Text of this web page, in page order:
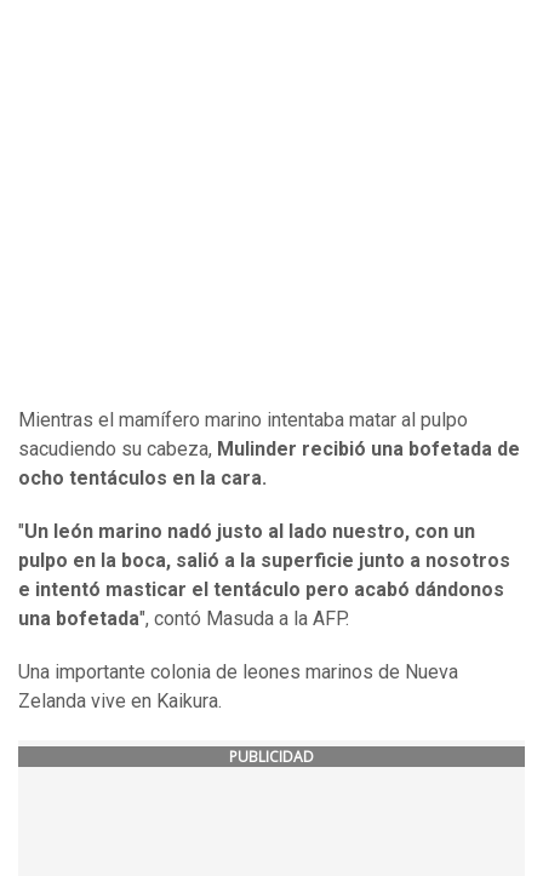
Mientras el mamífero marino intentaba matar al pulpo
sacudiendo su cabeza, Mulinder recibió una bofetada de
ocho tentáculos en la cara.
"Un león marino nadó justo al lado nuestro, con un
pulpo en la boca, salió a la superficie junto a nosotros
e intentó masticar el tentáculo pero acabó dándonos
una bofetada", contó Masuda a la AFP.
Una importante colonia de leones marinos de Nueva
Zelanda vive en Kaikura.
PUBLICIDAD